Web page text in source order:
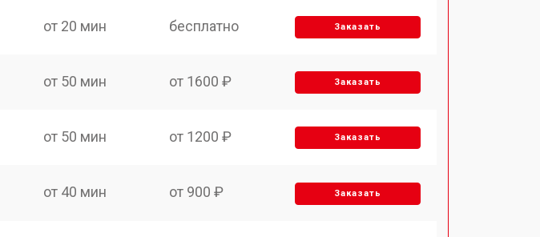
от 20 мин бесплатно Заказать
от 50 мин от 1600 ₽ Заказать
от 50 мин от 1200 ₽ Заказать
от 40 мин от 900 ₽ Заказать